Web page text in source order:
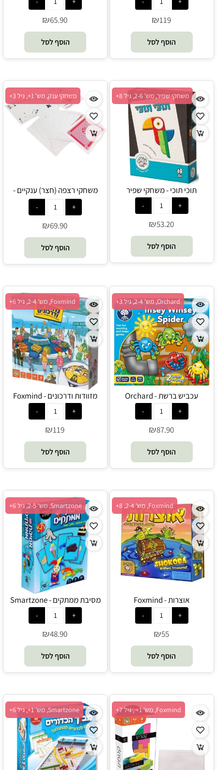
₪119
הוסף לסל
₪65.90
הוסף לסל
משחקי שפיר, מש' 2-6, גיל 8+
תוכי תוכי - משחקי שפיר
₪53.20
הוסף לסל
משחקי ענק, מש' 1+, גיל 3+
משחקי רצפה (חצר) ענקיים -
קלפים ענקיים 20X28 ס"מ -
משחקי ענק
₪69.90
הוסף לסל
Orchard, מש' 2-4, גיל 3+
עכביש ברשת - Orchard
₪87.90
הוסף לסל
Foxmind, מש' 2-4, גיל 6+
מזוודות ודרכונים - Foxmind
₪119
הוסף לסל
Foxmind, מש' 2-4, 8+
אוצרות - Foxmind
₪55
הוסף לסל
Smartzone, מש' 2-5, גיל 6+
מסיבת ממתקים - Smartzone
₪48.90
הוסף לסל
Foxmind, מש' 1+ , גיל 7+ Smartzone, מש' 1+, גיל 6+